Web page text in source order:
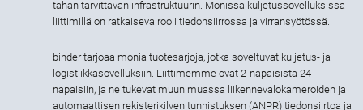
tähän tarvittavan infrastruktuurin. Monissa kuljetussovelluksissa
liittimillä on ratkaiseva rooli tiedonsiirrossa ja virransyötössä.
binder tarjoaa monia tuotesarjoja, jotka soveltuvat kuljetus- ja
logistiikkasovelluksiin. Liittimemme ovat 2-napaisista 24-
napaisiin, ja ne tukevat muun muassa liikennevalokameroiden ja
automaattisen rekisterikilven tunnistuksen (ANPR) tiedonsiirtoa ja